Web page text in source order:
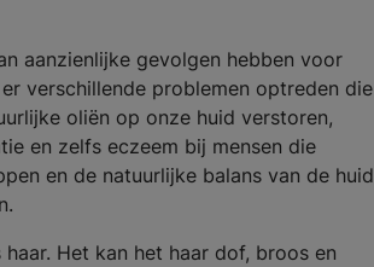
aanzienlijke gevolgen hebben voor
verschillende problemen optreden die
oliën op onze huid verstoren,
en zelfs eczeem bij mensen die
en de natuurlijke balans van de huid
Het kan het haar dof, broos en